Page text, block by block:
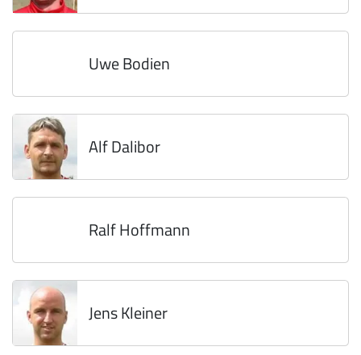
Uwe Bodien
Alf Dalibor
Ralf Hoffmann
Jens Kleiner